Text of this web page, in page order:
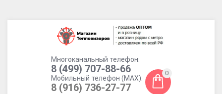
Многоканальный телефон:
8 (499) 707-88-66
Мобильный телефон (MAX):
8 (916) 736-27-77
0